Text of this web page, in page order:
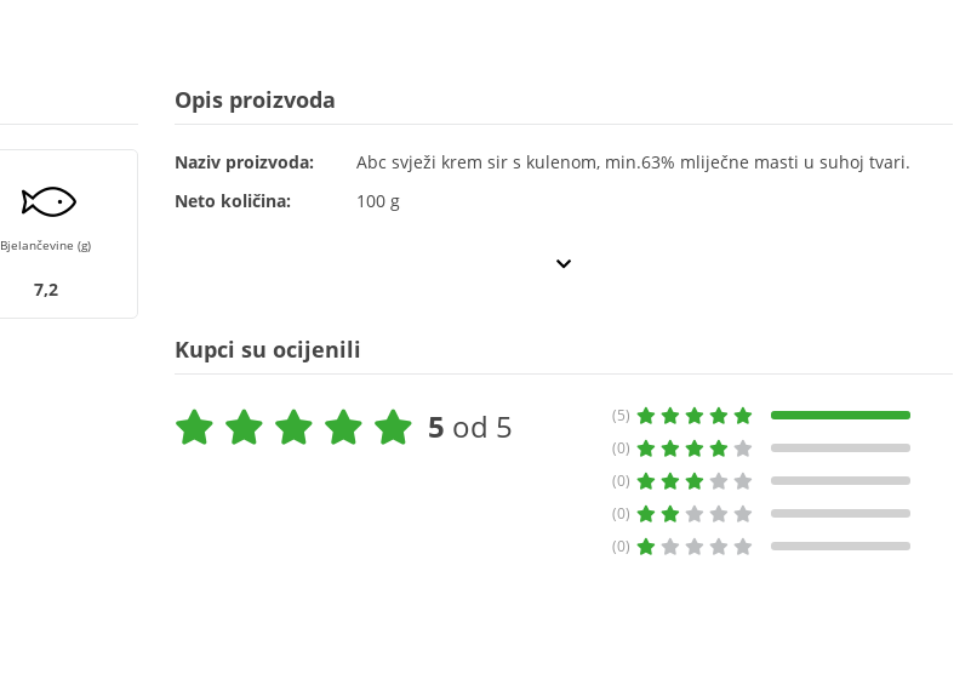
Bjelančevine (g)
7,2
Opis proizvoda
Naziv proizvoda:
Abc svježi krem sir s kulenom, min.63% mliječne masti u suhoj tvari.
Neto količina:
100 g
Kupci su ocijenili
5 od 5
(5)
(0)
(0)
(0)
(0)